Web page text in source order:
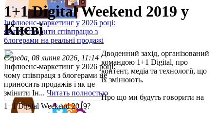
Інфлюенс-маркетинг у 2026 році:
як перетворити співпрацю з
блогерами на реальні продажі
Середа, 08 липня 2026, 11:14
Інфлюенс-маркетинг у 2026 році:
чому співпраця з блогерами не
приносить продажів і як це
змінити Ін... Читать полностью
1+1 Digital Weekend 2019 у
Києві
Дводенний захід, організований
командою 1+1 Digital, про
контент, медіа та технології, що
їх змінюють.
Про що ми будуть говорити на
1+1 Digital Weekend 2019?